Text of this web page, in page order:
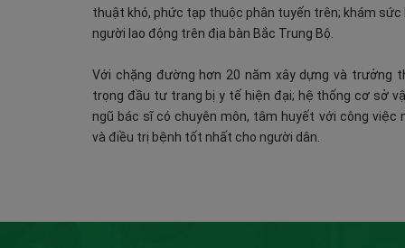
thuật khó, phức tạp thuộc phân tuyến trên; khám sức
người lao động trên địa bàn Bắc Trung Bộ.
Với chặng đường hơn 20 năm xây dựng và trưởng
trọng đầu tư trang bị y tế hiện đại; hệ thống cơ sở
ngũ bác sĩ có chuyên môn, tâm huyết với công việc
và điều trị bệnh tốt nhất cho người dân.